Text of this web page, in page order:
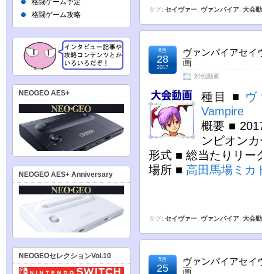
タグ: セイヴァー ヴァンパイア 大会
ヴァンパイアセ
画
対戦動画
6月
28
2017
種目 ■ ヴ
Vampire
概要 ■
ンピオン
形式 ■ 総当たりリー
場所 ■ 高田馬場ミカ
タグ: セイヴァー ヴァンパイア 大会
ヴァンパイアセ
画
5月
25
格闘ゲーム予定
格闘ゲーム攻略
NEOGEO AES+
NEOGEO AES+ Anniversary
NEOGEOセレクションVol.10